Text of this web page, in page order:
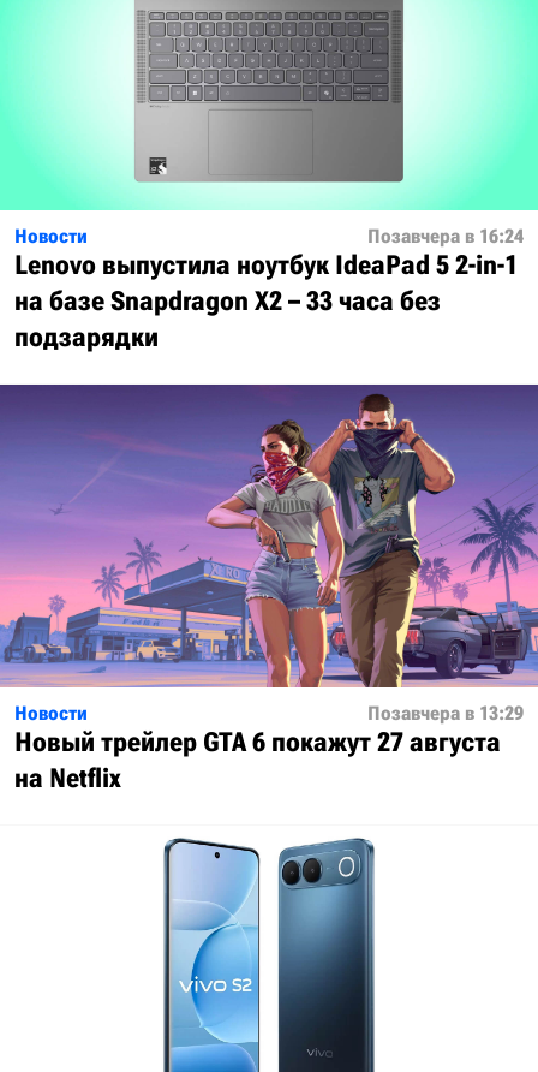
Новости Позавчера в 16:24
Lenovo выпустила ноутбук IdeaPad 5 2-in-1
на базе Snapdragon X2 – 33 часа без
подзарядки
Новости Позавчера в 13:29
Новый трейлер GTA 6 покажут 27 августа
на Netflix